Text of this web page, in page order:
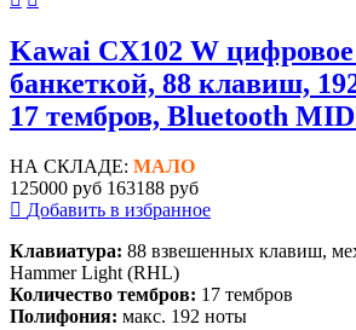
Kawai CX102 W
банкеткой, 88 клавиш,
17 тембров, Bluetooth
НА СКЛАДЕ: МАЛО
125000 руб 163188 руб
Добавить в избранное
Клавиатура: 88 взвешенных клавиш,
Hammer Light (RHL)
Количество тембров: 17 тембров
Полифония: макс. 192 ноты